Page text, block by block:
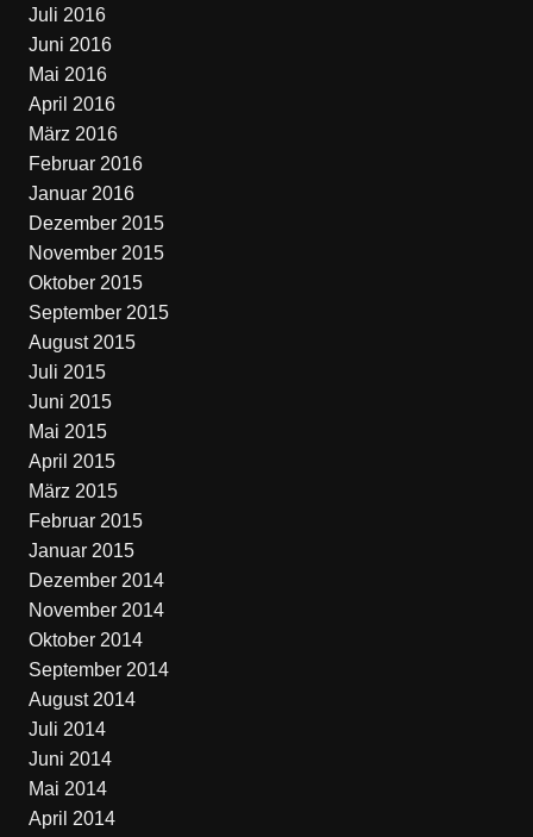
Juli 2016
Juni 2016
Mai 2016
April 2016
März 2016
Februar 2016
Januar 2016
Dezember 2015
November 2015
Oktober 2015
September 2015
August 2015
Juli 2015
Juni 2015
Mai 2015
April 2015
März 2015
Februar 2015
Januar 2015
Dezember 2014
November 2014
Oktober 2014
September 2014
August 2014
Juli 2014
Juni 2014
Mai 2014
April 2014